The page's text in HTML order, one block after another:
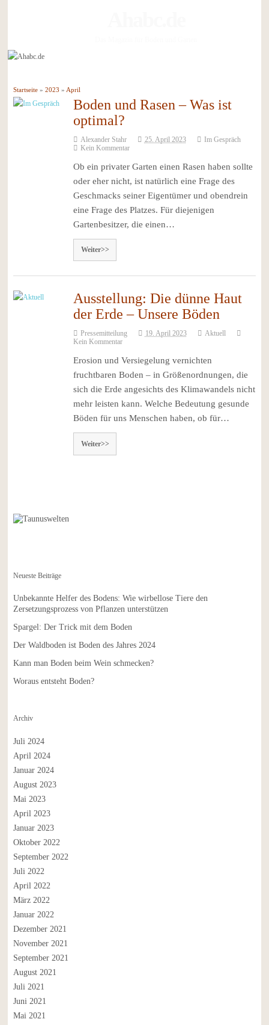
Startseite» 2023 » April
Boden und Rasen – Was ist
optimal?
Alexander Stahr 25. April 2023
Im Gespräch
Kein Kommentar
Ob ein privater Garten einen Rasen haben sollte
oder eher nicht, ist natürlich eine Frage des
Geschmacks seiner Eigentümer und obendrein
eine Frage des Platzes. Für diejenigen
Gartenbesitzer, die einen…
Weiter>>
Ausstellung: Die dünne Haut
der Erde – Unsere Böden
Pressemitteilung 19. April 2023
Aktuell
Kein Kommentar
Erosion und Versiegelung vernichten
fruchtbaren Boden – in Größenordnungen, die
sich die Erde angesichts des Klimawandels nicht
mehr leisten kann. Welche Bedeutung gesunde
Böden für uns Menschen haben, ob für…
Weiter>>
Neueste Beiträge
Unbekannte Helfer des Bodens: Wie wirbellose Tiere den
Zersetzungsprozess von Pflanzen unterstützen
Spargel: Der Trick mit dem Boden
Der Waldboden ist Boden des Jahres 2024
Kann man Boden beim Wein schmecken?
Woraus entsteht Boden?
Archiv
Juli 2024
April 2024
Januar 2024
August 2023
Mai 2023
April 2023
Januar 2023
Oktober 2022
September 2022
Juli 2022
April 2022
März 2022
Januar 2022
Dezember 2021
November 2021
September 2021
August 2021
Juli 2021
Juni 2021
Mai 2021